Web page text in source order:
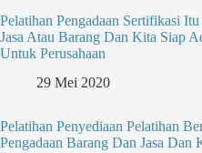
Pelatihan Pengadaan Sertifikasi
Jasa Atau Barang Dan Kita Siap
Untuk Perusahaan
29 Mei 2020
Pelatihan Penyediaan Pelatihan
Pengadaan Barang Dan Jasa Dan